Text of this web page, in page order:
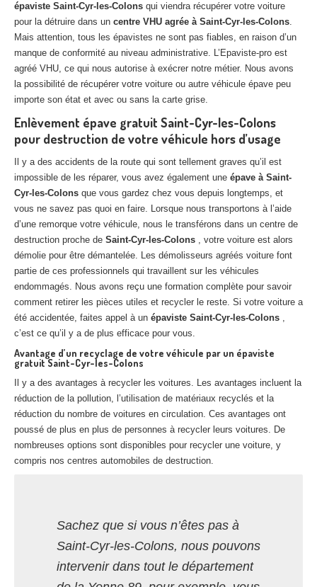
Centre agréé VHU 78 : casse auto avec destruction
Centreagréé VHU 91 : casse auto avec destruction
Centreagréé VHU 92 : casse auto avec destruction
Centreagréé VHU 93 : casse auto avec destruction
Centreagréé VHU 94 : casse auto avec destruction
Centreagréé VHU 95 : casse auto avec destruction
DOCUMENTSÀ JOINDRE
VÉHICULES
CONTACT
01 83 64 20 40
épaviste Saint-Cyr-les-Colons qui viendra récupérer votre voiture
pour la détruire dans un centre VHU agrée à Saint-Cyr-les-Colons.
Mais attention, tous les épavistes ne sont pas fiables, en raison d’un
manque de conformité au niveau administrative. L’Epaviste-pro est
agréé VHU, ce qui nous autorise à exécrer notre métier. Nous avons
la possibilité de récupérer votre voiture ou autre véhicule épave peu
importe son état et avec ou sans la carte grise.
Enlèvement épave gratuit Saint-Cyr-les-Colons
pour destruction de votre véhicule hors d’usage
Il y a des accidents de la route qui sont tellement graves qu’il est
impossible de les réparer, vous avez également une épave à Saint-
Cyr-les-Colons que vous gardez chez vous depuis longtemps, et
vous ne savez pas quoi en faire. Lorsque nous transportons à l’aide
d’une remorque votre véhicule, nous le transférons dans un centre de
destruction proche de Saint-Cyr-les-Colons , votre voiture est alors
démolie pour être démantelée. Les démolisseurs agréés voiture font
partie de ces professionnels qui travaillent sur les véhicules
endommagés. Nous avons reçu une formation complète pour savoir
comment retirer les pièces utiles et recycler le reste. Si votre voiture a
été accidentée, faites appel à un épaviste Saint-Cyr-les-Colons ,
c’est ce qu’il y a de plus efficace pour vous.
Avantage d’un recyclage de votre véhicule par un épaviste
gratuit Saint-Cyr-les-Colons
Il y a des avantages à recycler les voitures. Les avantages incluent la
réduction de la pollution, l’utilisation de matériaux recyclés et la
réduction du nombre de voitures en circulation. Ces avantages ont
poussé de plus en plus de personnes à recycler leurs voitures. De
nombreuses options sont disponibles pour recycler une voiture, y
compris nos centres automobiles de destruction.
Sachez que si vous n’êtes pas à
Saint-Cyr-les-Colons, nous pouvons
intervenir dans tout le département